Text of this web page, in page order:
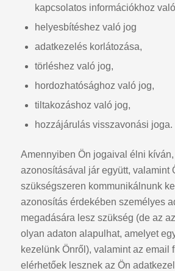
kapcsolatos információkhoz
helyesbítéshez való jog
adatkezelés korlátozása,
törléshez való jog,
hordozhatósághoz való jog,
tiltakozáshoz való jog,
hozzájárulás visszavonási joga.
Amennyiben Ön jogaival élni kíván,
azonosításával jár együtt, valamint
szükségszeren kommunikálnunk
azonosítás érdekében személyes
megadására lesz szükség (de az
olyan adaton alapulhat, amelyet
kezelünk Önről), valamint az email
elérhetőek lesznek az Ön